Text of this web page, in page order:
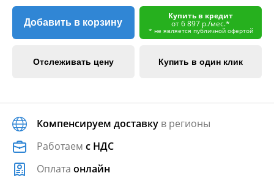
Добавить в корзину
Купить в кредит
от 6 897 р./мес.*
* не является публичной офертой
Отслеживать цену Купить в один клик
Компенсируем доставку в регионы
Работаем с НДС
Оплата онлайн